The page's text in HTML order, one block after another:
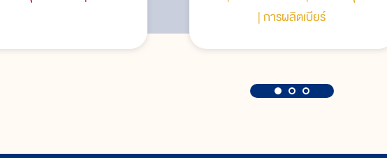
การผลิตเบียร์